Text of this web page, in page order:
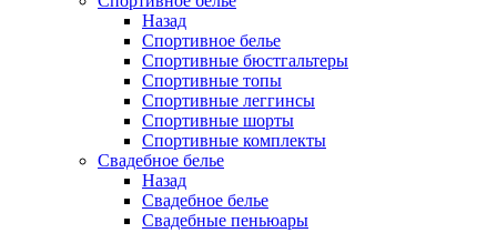
Назад
Спортивное белье
Спортивные бюстгальтеры
Спортивные топы
Спортивные леггинсы
Спортивные шорты
Спортивные комплекты
Свадебное белье
Назад
Свадебное белье
Свадебные пеньюары